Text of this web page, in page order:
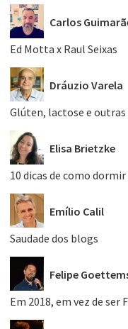
Carlos
Ed Motta x Raul Seixas
Dráuzio Varela
Glúten, lactose e outras
Elisa Brietzke
10 dicas de como
Emílio Calil
Saudade dos blogs
Felipe
Em 2018, em vez de ser